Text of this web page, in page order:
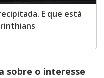
E que está
sobre o interesse